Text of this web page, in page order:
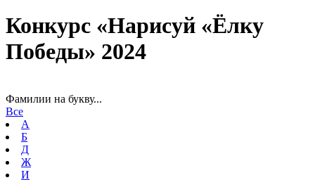
Конкурс «Нарисуй «Ёлку
Победы» 2024
Фамилии на букву...
Все
А
Б
Д
Ж
И